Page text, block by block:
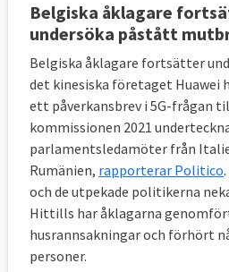
Belgiska åklagare
undersöka påstått
Belgiska åklagare fortsätter
det kinesiska företaget Huawei
ett påverkansbrev i 5G-frågan
kommissionen 2021
parlamentsledamöter från
Rumänien, rapporterar Politico
och de utpekade politikerna
Hittills har åklagarna
husrannsakningar och förhört
personer.